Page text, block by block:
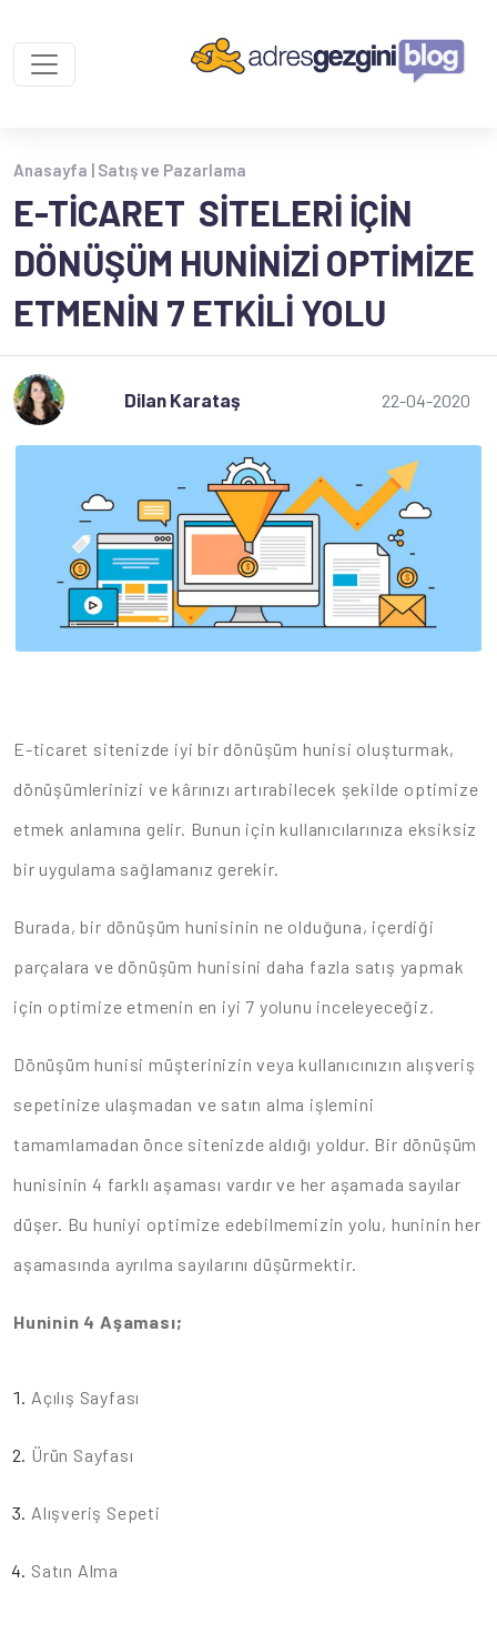
Anasayfa | Satış ve Pazarlama
E-TICARET SITELERI İÇIN
DÖNÜŞÜM HUNINIZI OPTIMIZE
ETMENIN 7 ETKILI YOLU
Dilan Karataş 22-04-2020
E-ticaret sitenizde iyi bir dönüşüm hunisi oluşturmak,
dönüşümlerinizi ve kârınızı artırabilecek şekilde optimize
etmek anlamına gelir. Bunun için kullanıcılarınıza eksiksiz
bir uygulama sağlamanız gerekir.
Burada, bir dönüşüm hunisinin ne olduğuna, içerdiği
parçalara ve dönüşüm hunisini daha fazla satış yapmak
için optimize etmenin en iyi 7 yolunu inceleyeceğiz.
Dönüşüm hunisi müşterinizin veya kullanıcınızın alışveriş
sepetinize ulaşmadan ve satın alma işlemini
tamamlamadan önce sitenizde aldığı yoldur. Bir dönüşüm
hunisinin 4 farklı aşaması vardır ve her aşamada sayılar
düşer. Bu huniyi optimize edebilmemizin yolu, huninin her
aşamasında ayrılma sayılarını düşürmektir.
Huninin 4 Aşaması;
Açılış Sayfası
Ürün Sayfası
Alışveriş Sepeti
Satın Alma